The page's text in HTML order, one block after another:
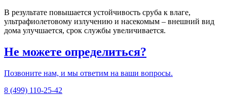
В результате повышается устойчивость сруба к влаге,
ультрафиолетовому излучению и насекомым – внешний вид
дома улучшается, срок службы увеличивается.
Не можете определиться?
Позвоните нам, и мы ответим на ваши вопросы.
8 (499) 110-25-42